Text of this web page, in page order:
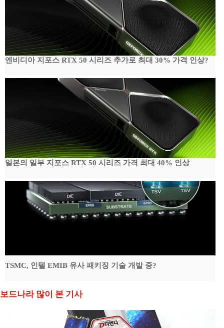
엔비디아 지포스 RTX 50 시리즈 추가로 최대 30% 가격 인상?
일본의 일부 지포스 RTX 50 시리즈 가격 최대 40% 인상
TSMC, 인텔 EMIB 유사 패키징 기술 개발 중?
보드나라 많이 본 기사